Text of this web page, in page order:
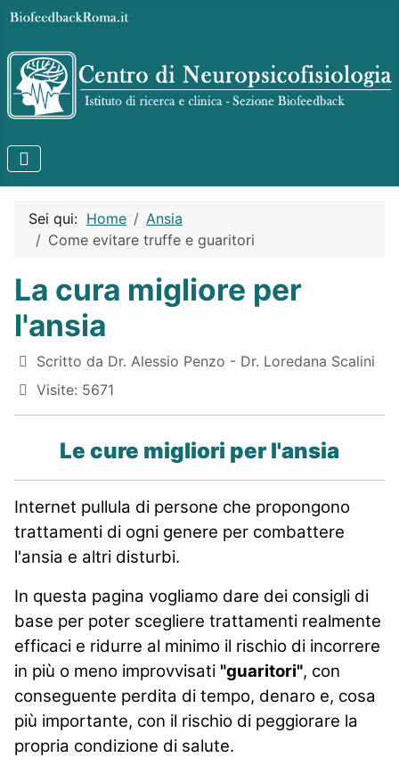
Sei qui: Home
Ansia
Come evitare truffe e guaritori
La cura migliore per
l'ansia
Dettagli
Scritto da Dr. Alessio Penzo - Dr. Loredana Scalini
Visite: 5671
Le cure migliori per l'ansia
Internet pullula di persone che propongono
trattamenti di ogni genere per combattere
l'ansia e altri disturbi.
In questa pagina vogliamo dare dei consigli di
base per poter scegliere trattamenti realmente
efficaci e ridurre al minimo il rischio di incorrere
in più o meno improvvisati "guaritori", con
conseguente perdita di tempo, denaro e, cosa
più importante, con il rischio di peggiorare la
propria condizione di salute.